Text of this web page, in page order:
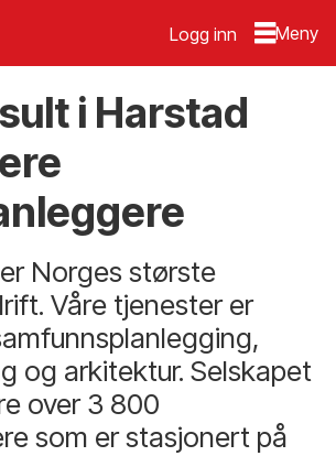
Logg inn
i Harstad
Norges største
Våre tjenester er
og arkitektur. Selskapet
over 3 800
som er stasjonert på